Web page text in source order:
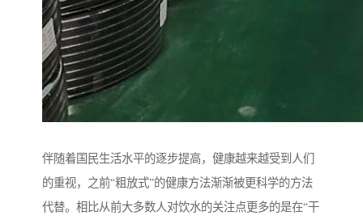
伴随着国民生活水平的逐步提高，健康越来越受到人们
的重视，之前“粗放式”的健康方法渐渐被更科学的方法
代替。相比从前大多数人对饮水的关注点更多的是在“干